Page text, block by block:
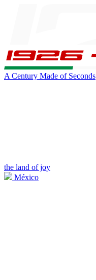
A Century Made of Seconds
the land of joy
México